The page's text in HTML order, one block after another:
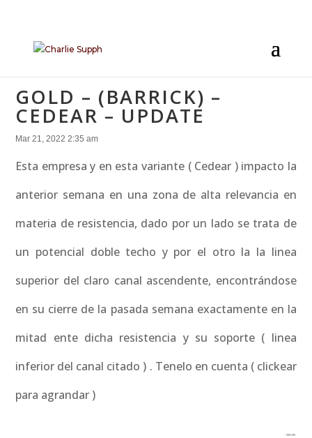
GOLD – (BARRICK) –
CEDEAR – UPDATE
Mar 21, 2022 2:35 am
Esta empresa y en esta variante ( Cedear ) impacto la
anterior semana en una zona de alta relevancia en
materia de resistencia, dado por un lado se trata de
un potencial doble techo y por el otro la la linea
superior del claro canal ascendente, encontrándose
en su cierre de la pasada semana exactamente en la
mitad ente dicha resistencia y su soporte ( linea
inferior del canal citado ) . Tenelo en cuenta ( clickear
para agrandar )